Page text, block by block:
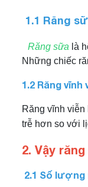
1.1 Răng
Răng sữa là
Những chiếc
1.2 Răng vĩnh
Răng vĩnh
trễ hơn so với
2. Vậy
2.1 Số lượng